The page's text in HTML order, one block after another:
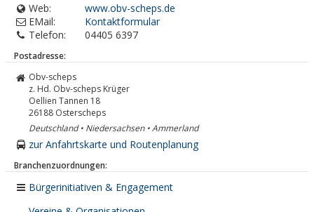
Web:
www.obv-scheps.de
EMail:
Kontaktformular
Telefon:
04405 6397
Postadresse:
Obv-scheps
z. Hd. Obv-scheps Krüger
Oellien Tannen 18
26188 Osterscheps
Deutschland • Niedersachsen • Ammerland
zur Anfahrtskarte und Routenplanung
Branchenzuordnungen:
Bürgerinitiativen & Engagement